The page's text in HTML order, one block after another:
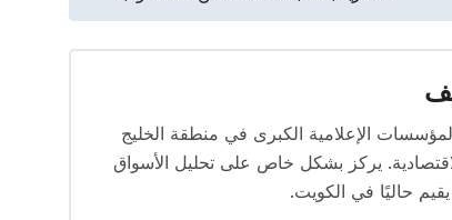
عمل في العديد من المؤسسات الإعلامية الكبرى في منطقة الخليج
يركز بشكل خاص على تحليل الأسواق
يقيم حاليًا في الكويت.